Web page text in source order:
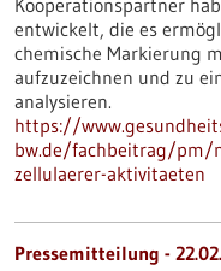
Kooperationspartner
entwickelt, die es
chemische Markierung
aufzuzeichnen und zu
analysieren.
https://
bw.de/fachbeitrag/pm/
zellulaerer-aktivitaeten
Pressemitteilung -